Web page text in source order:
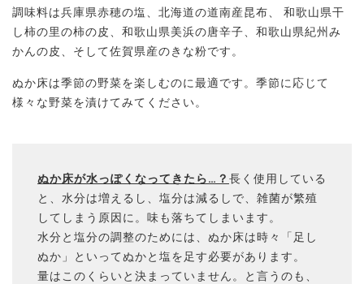
調味料は兵庫県赤穂の塩、北海道の道南産昆布、 和歌山県干
し柿の里の柿の皮、和歌山県美浜の唐辛子、和歌山県紀州み
かんの皮、そして佐賀県産のきな粉です。
ぬか床は季節の野菜を楽しむのに最適です。季節に応じて
様々な野菜を漬けてみてください。
ぬか床が水っぽくなってきたら…？ 長く使用している
と、水分は増えるし、塩分は減るしで、雑菌が繁殖
してしまう原因に。味も落ちてしまいます。
水分と塩分の調整のためには、ぬか床は時々「足し
ぬか」といってぬかと塩を足す必要があります。
量はこのくらいと決まっていません。と言うのも、